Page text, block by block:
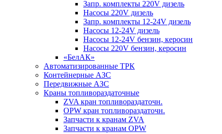
Запр. комплекты 220V дизель
Насосы 220V дизель
Запр. комплекты 12-24V дизель
Насосы 12-24V дизель
Насосы 12-24V бензин, керосин
Насосы 220V бензин, керосин
«БелАК»
Автоматизированные ТРК
Контейнерные АЗС
Передвижные АЗС
Краны топливораздаточные
ZVA кран топливораздаточн.
OPW кран топливораздаточн.
Запчасти к кранам ZVA
Запчасти к кранам OPW